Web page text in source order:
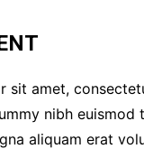
sit amet,
nibh euismod
aliquam erat